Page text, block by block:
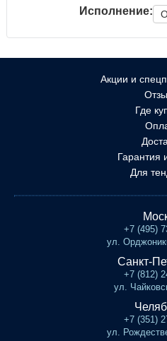
Исполнение:
Акции и
Где
Гарантия
Для
+7 (495)
ул.
Санкт-
+7 (812)
ул.
+7 (351)
ул.